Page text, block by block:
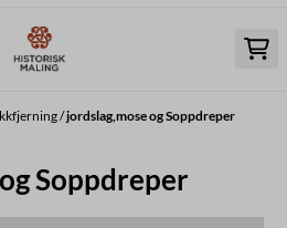
/jordslag,mose og Soppdreper
Soppdreper